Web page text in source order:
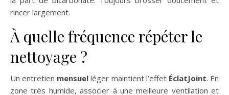
rincer largement.
À quelle fréquence répéter le
nettoyage ?
Un entretien mensuel léger maintient l’effet ÉclatJoint. En
zone très humide, associer à une meilleure ventilation et